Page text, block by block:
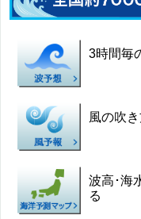
3時間毎
風の吹
波高･海
る